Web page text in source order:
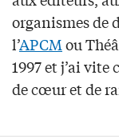
organismes de
l’APCMou
1997 et j’ai
de cœur et de